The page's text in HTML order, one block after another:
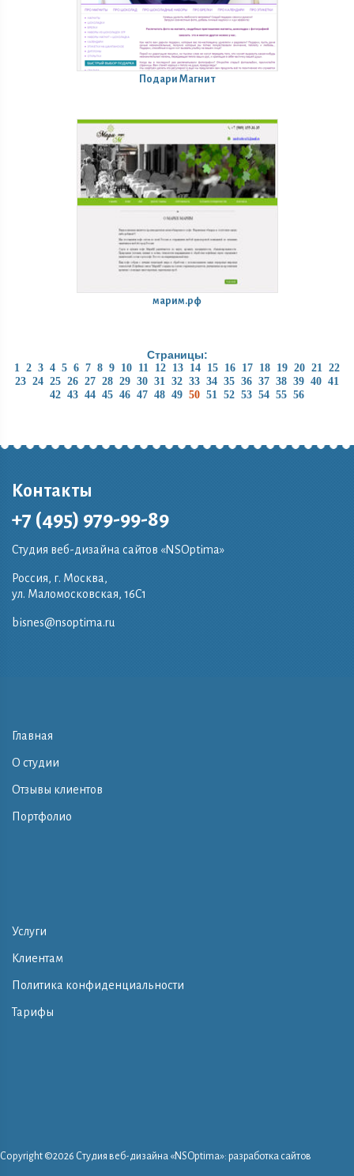
Подари Магнит
марим.рф
Страницы:
1 2 3 4 5 6 7 8 9 10 11 12 13 14 15 16 17 18 19 20 21 22
23 24 25 26 27 28 29 30 31 32 33 34 35 36 37 38 39 40 41
42 43 44 45 46 47 48 49 50 51 52 53 54 55 56
Контакты
+7 (495) 979-99-89
Студия веб-дизайна сайтов «NSOptima»
Россия, г. Москва,
ул. Маломосковская, 16C1
bisnes@nsoptima.ru
Главная
О студии
Отзывы клиентов
Портфолио
Услуги
Клиентам
Политика конфиденциальности
Тарифы
Copyright ©2026 Студия веб-дизайна «NSOptima»: разработка сайтов